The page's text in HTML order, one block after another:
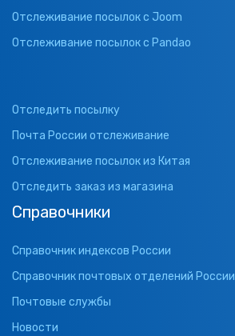
Отслеживание посылок с Joom
Отслеживание посылок с Pandao
Отследить посылку
Почта России отслеживание
Отслеживание посылок из Китая
Отследить заказ из магазина
Справочники
Справочник индексов России
Справочник почтовых отделений России
Почтовые службы
Новости